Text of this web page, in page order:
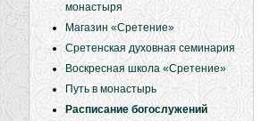
монастыря
Магазин «Сретение»
Сретенская духовная семинария
Воскресная школа «Сретение»
Путь в монастырь
Расписание богослужений